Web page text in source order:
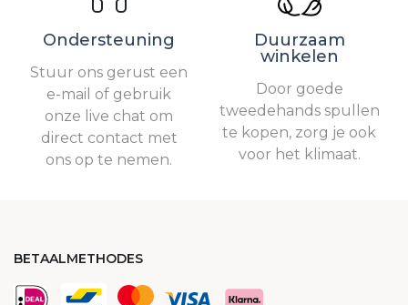
Ondersteuning
Stuur ons gerust een
e-mail of gebruik
onze live chat om
direct contact met
ons op te nemen.
Duurzaam
winkelen
Door goede
tweedehands spullen
te kopen, zorg je ook
voor het klimaat.
BETAALMETHODES